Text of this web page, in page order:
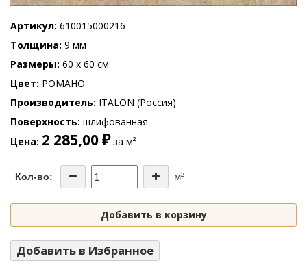
Артикул 610015000216
Толщина 9 мм
Размеры 60 x 60 см.
Цвет РОМАНО
Производитель ITALON (Россия)
Поверхность шлифованная
Цена 2 285,00 ₽за м²
Кол-во: м²
Добавить в корзину
Добавить в Избранное